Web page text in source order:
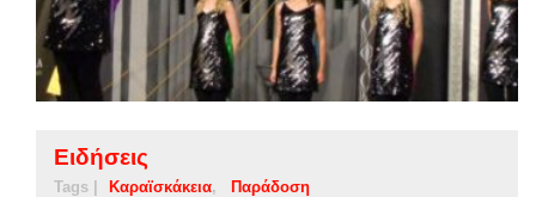
Ειδήσεις
Tags | Καραϊσκάκεια Παράδοση